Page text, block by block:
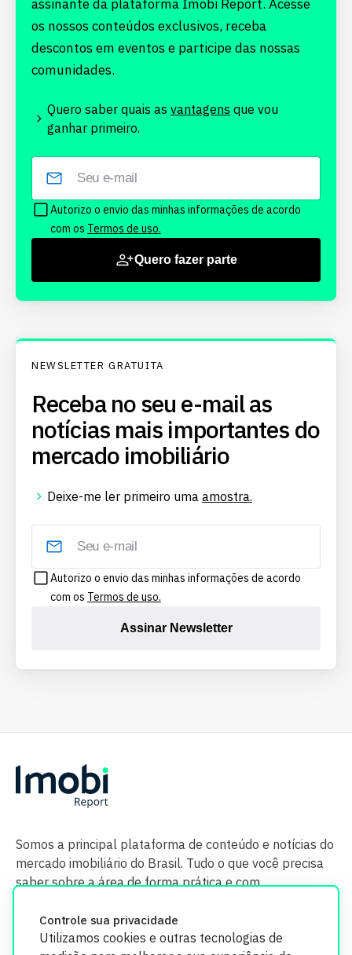
Controle sua privacidade
Utilizamos cookies e outras tecnologias de
assinante da plataforma Imobi Report. Acesse
os nossos conteúdos exclusivos, receba
descontos em eventos e participe das nossas
comunidades.
Quero saber quais as vantagens que vou
ganhar primeiro.
Autorizo o envio das minhas informações de acordo
com os Termos de uso.
Quero fazer parte
NEWSLETTER GRATUITA
Receba no seu e-mail as
notícias mais importantes do
mercado imobiliário
Deixe-me ler primeiro uma amostra.
Autorizo o envio das minhas informações de acordo
com os Termos de uso.
Assinar Newsletter
Somos a principal plataforma de conteúdo e notícias do
mercado imobiliário do Brasil. Tudo o que você precisa
saber sobre a área de forma prática e com